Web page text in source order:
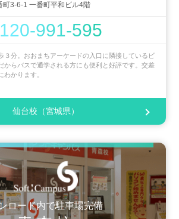
町3-6-1 一番町平和ビル4階
991-595
３分。おおまちアーケードの入口に隣接しているビ
からバスで通学される方にも便利と好評です。交差
わかります。
仙台校（宮城県）
ロード内で駐車場完備